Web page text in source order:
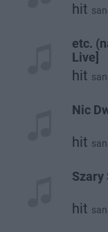
hit
etc.
Live]
hit
Nic
hit
Szary
hit